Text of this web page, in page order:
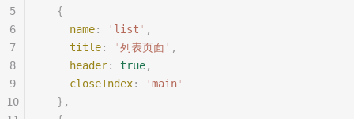
  {
    name
: ' list ' ,
    title
: '列表页面' ,
    header
: true,
    closeIndex
: 'main'
  },
5
6
7
8
9
10